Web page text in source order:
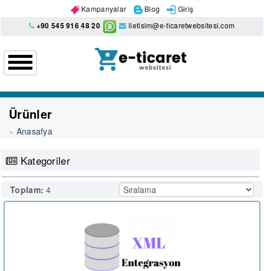
Kampanyalar Blog Giriş
+90 545 916 48 20 iletisim@e-ticaretwebsitesi.com
Ürünler
Anasafya
Kategoriler
Toplam: 4